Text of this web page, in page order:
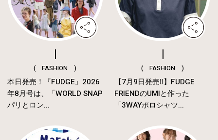
( FASHION )
本日発売！『FUDGE』2026
年8月号は、「WORLD SNAP
パリとロン...
( FASHION )
【7月9日発売‼︎】FUDGE
FRIENDのUMIと作った
「3WAYポロシャツ...